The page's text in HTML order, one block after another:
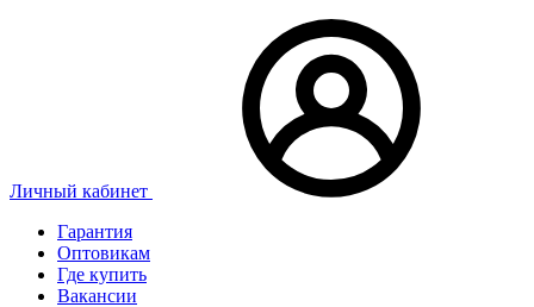
Личный кабинет
Гарантия
Оптовикам
Где купить
Вакансии